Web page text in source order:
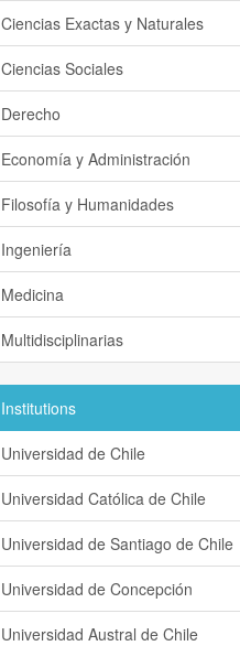
Ciencias Exactas y Naturales
Ciencias Sociales
Derecho
Economía y Administración
Filosofía y Humanidades
Ingeniería
Medicina
Multidisciplinarias
Institutions
Universidad de Chile
Universidad Católica de Chile
Universidad de Santiago de Chile
Universidad de Concepción
Universidad Austral de Chile